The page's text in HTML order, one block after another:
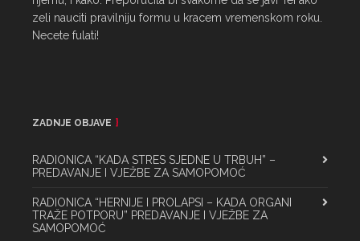
zeli nauciti pravilniju formu u kracem vremenskom roku.
Necete fulati!
ZADNJE OBJAVE
RADIONICA “KADA STRES SJEDNE U TRBUH” –
PREDAVANJE I VJEŽBE ZA SAMOPOMOĆ
RADIONICA “HERNIJE I PROLAPSI – KADA ORGANI
TRAŽE POTPORU” PREDAVANJE I VJEŽBE ZA
SAMOPOMOĆ